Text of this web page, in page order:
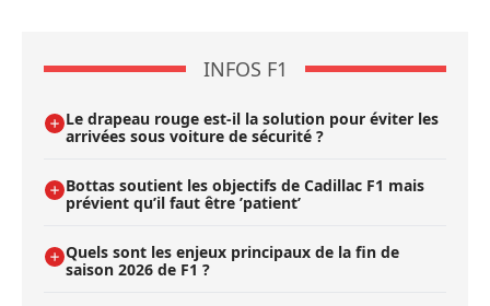
INFOS F1
Le drapeau rouge est-il la solution pour éviter les
arrivées sous voiture de sécurité ?
Bottas soutient les objectifs de Cadillac F1 mais
prévient qu’il faut être ’patient’
Quels sont les enjeux principaux de la fin de
saison 2026 de F1 ?